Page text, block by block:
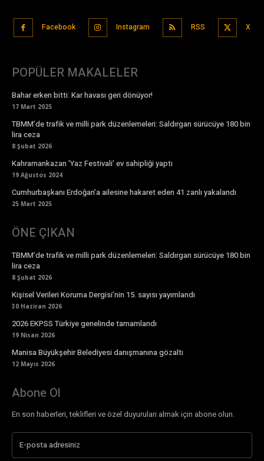
Facebook Instagram RSS X
POPÜLER MAKALELER
Bahar erken bitti: Kar havası geri dönüyor!
17 Mart 2025
TBMM’de trafik ve milli park düzenlemeleri: Saldırgan sürücüye 180 bin
lira ceza
8 Şubat 2026
Kahramankazan ’Yaz Festivali’ ev sahipliği yaptı
19 Ağustos 2024
Cumhurbaşkanı Erdoğan’a ailesine hakaret eden 41 zanlı yakalandı
25 Mart 2025
ÖNE ÇIKAN
TBMM’de trafik ve milli park düzenlemeleri: Saldırgan sürücüye 180 bin
lira ceza
8 Şubat 2026
Kişisel Verileri Koruma Dergisi’nin 15. sayısı yayımlandı
30 Haziran 2026
2026 EKPSS Türkiye genelinde tamamlandı
19 Nisan 2026
Manisa Büyükşehir Belediyesi danışmanına gözaltı
12 Mayıs 2026
Abone Ol
En son haberleri, teklifleri ve özel duyuruları almak için abone olun.